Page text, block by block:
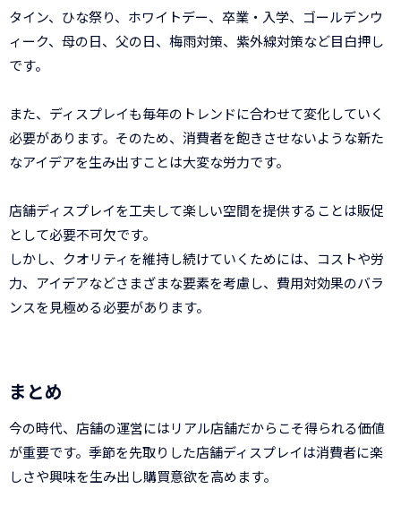
タイン、ひな祭り、ホワイトデー、卒業・入学、ゴールデンウ
ィーク、母の日、父の日、梅雨対策、紫外線対策など目白押し
です。
また、ディスプレイも毎年のトレンドに合わせて変化していく
必要があります。そのため、消費者を飽きさせないような新た
なアイデアを生み出すことは大変な労力です。
店舗ディスプレイを工夫して楽しい空間を提供することは販促
として必要不可欠です。
しかし、クオリティを維持し続けていくためには、コストや労
力、アイデアなどさまざまな要素を考慮し、費用対効果のバラ
ンスを見極める必要があります。
まとめ
今の時代、店舗の運営にはリアル店舗だからこそ得られる価値
が重要です。季節を先取りした店舗ディスプレイは消費者に楽
しさや興味を生み出し購買意欲を高めます。